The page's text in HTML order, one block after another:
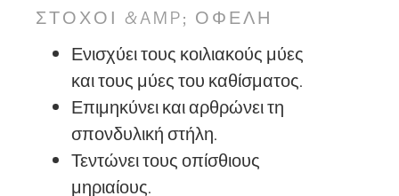
ΣΤΌΧΟΙ &AMP; ΟΦΈΛΗ
Ενισχύει τους κοιλιακούς μύες
και τους μύες του καθίσματος.
Επιμηκύνει και αρθρώνει τη
σπονδυλική στήλη.
Τεντώνει τους οπίσθιους
μηριαίους.